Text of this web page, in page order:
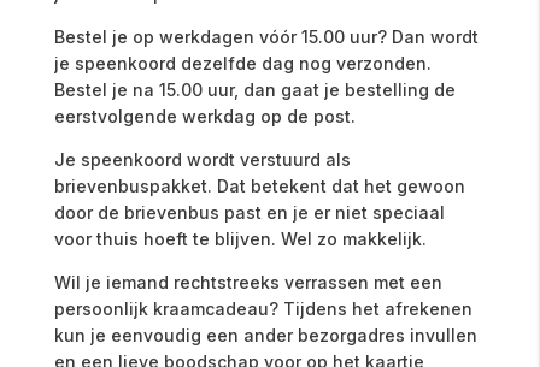
Bestel je op werkdagen vóór15.00 uur? Dan wordt
je speenkoord dezelfde dag nog verzonden.
Bestel je na 15.00 uur, dan gaat je bestelling de
eerstvolgende werkdag op de post.
Je speenkoord wordt verstuurd als
brievenbuspakket. Dat betekent dat het gewoon
door de brievenbus past en je er niet speciaal
voorthuis hoeft te blijven. Wel zo makkelijk.
Wil je iemand rechtstreeks verrassen met een
persoonlijk kraamcadeau? Tijdens het afrekenen
kun je eenvoudig een ander bezorgadres invullen
en een lieve boodschap voor op het kaartje